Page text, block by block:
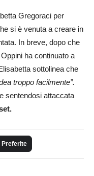
Gregoraci per
si è venuta a creare in
In breve, dopo che
ha continuato a
sottolinea che
troppo facilmente”.
sentendosi attaccata
Preferite